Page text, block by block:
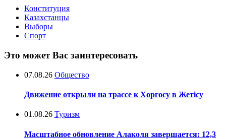
Конституция
Казахстанцы
Выборы
Спорт
Это может Вас заинтересовать
07.08.26 Общество
Движение открыли на трассе к Хоргосу в Жетісу
01.08.26 Туризм
Масштабное обновление Алаколя завершается: 12,3